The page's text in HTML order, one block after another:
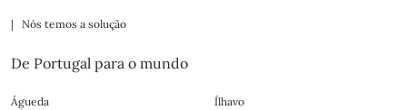
| Nós temos a solução
De Portugal para o mundo
Águeda
Ílhavo